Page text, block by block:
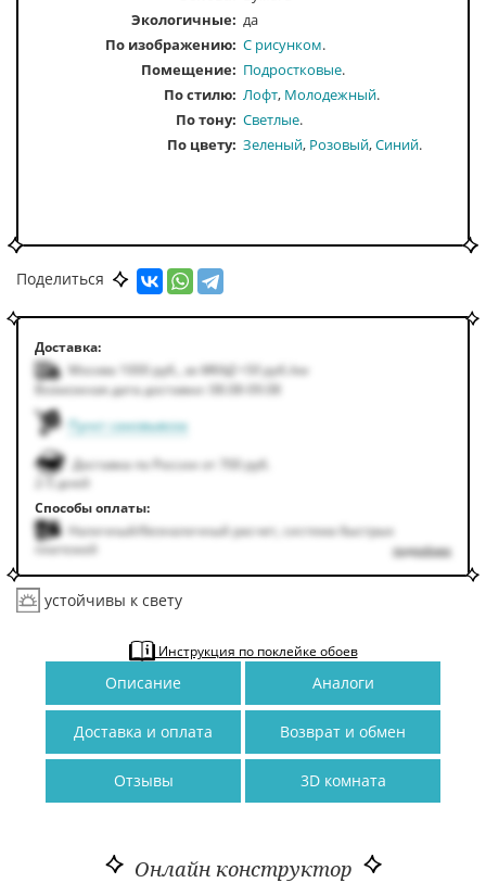
Экологичные: да
По изображению С рисунком
Помещение
Подростковые
По стилю Лофт Молодежный
По тону Светлые
По цвету Зеленый Розовый Синий
Поделиться
Доставка:
Москва 1000руб. за МКАД +50руб. /км
Возможная дата доставки: 08.08-09.08
Пункт самовывоза
Доставка по России от 700 руб.
2-5 дней
Способы оплаты:
Наличный/безналичный расчет, система быстрых
платежей
подробнее
устойчивы к свету
Инструкция по поклейке обоев
Описание Аналоги
Доставка и оплата Возврат и обмен
Отзывы 3D комната
Онлайн конструктор